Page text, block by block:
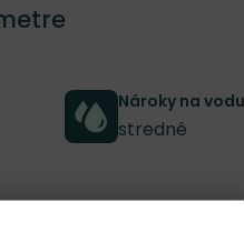
Nároky na vodu
stredné